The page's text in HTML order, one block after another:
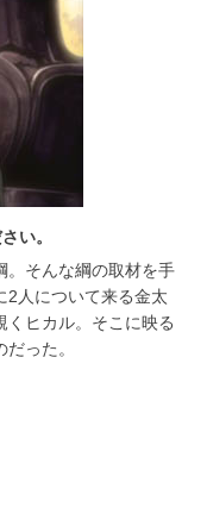
い。
。そんな綱の取材を手
2人について来る金太
くヒカル。そこに映る
った。